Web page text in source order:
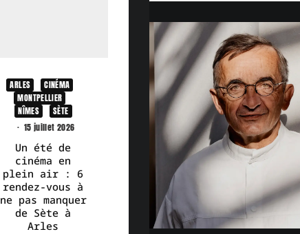
ARLES
CINÉMA
MONTPELLIER
NÎMES
SÈTE
· 15 juillet 2026
Un été de
cinéma en
plein air : 6
rendez-vous à
ne pas manquer
de Sète à
Arles